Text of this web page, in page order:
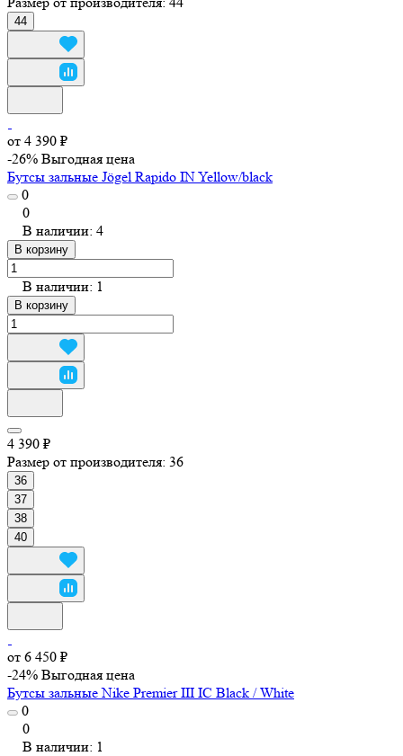
44
от 4 390 ₽
-26% Выгодная цена
Бутсы зальные Jögel Rapido IN Yellow/black
0
0
В наличии: 4
В корзину
В наличии: 1
В корзину
4 390 ₽
Размер от производителя: 36
36
37
38
40
от 6 450 ₽
-24% Выгодная цена
Бутсы зальные Nike Premier III IC Black / White
0
0
В наличии: 1